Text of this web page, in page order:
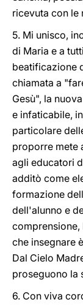
ricevuta con le
5. Mi unisco,
di Maria e a
beatificazione
chiamata a
Gesù", la
e infaticabile,
particolare
proporre mete
agli educatori
additò come
formazione
dell'alunno e
comprensione,
che insegnare
Dal Cielo
proseguono la
6. Con viva